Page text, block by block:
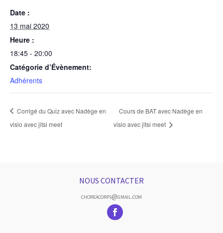
Date :
13 mai 2020
Heure :
18:45 - 20:00
Catégorie d’Évènement:
Adhérents
Corrigé du Quiz avec Nadège en
visio avec jitsi meet
Cours de BAT avec Nadège en
visio avec jitsi meet
NOUS CONTACTER
choreacorps@gmail.com